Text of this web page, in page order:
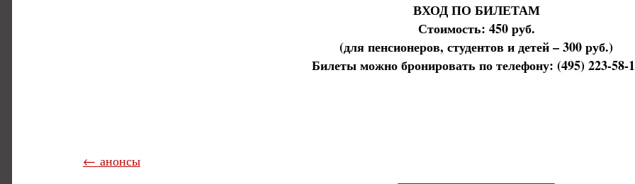
ВХОД ПО БИЛЕТАМ
Стоимость: 450 руб.
(для пенсионеров, студентов и детей – 300 руб.)
Билеты можно бронировать по телефону: (495) 223-58-
← анонсы